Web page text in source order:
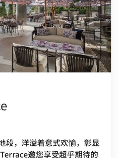
段，洋溢着意式欢愉，彰显
邀您享受超乎期待的